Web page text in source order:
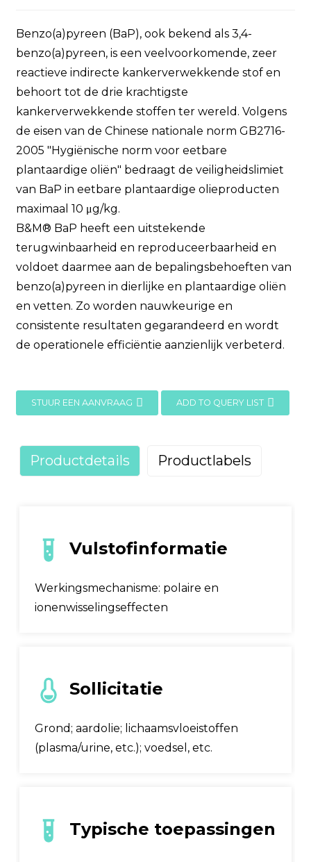
Benzo(a)pyreen (BaP), ook bekend als 3,4-
benzo(a)pyreen, is een veelvoorkomende, zeer
reactieve indirecte kankerverwekkende stof en
behoort tot de drie krachtigste
kankerverwekkende stoffen ter wereld. Volgens
de eisen van de Chinese nationale norm GB2716-
2005 "Hygiënische norm voor eetbare
plantaardige oliën" bedraagt ​​de veiligheidslimiet
van BaP in eetbare plantaardige olieproducten
maximaal 10 μg/kg.
B&M® BaP heeft een uitstekende
terugwinbaarheid en reproduceerbaarheid en
voldoet daarmee aan de bepalingsbehoeften van
benzo(a)pyreen in dierlijke en plantaardige oliën
en vetten. Zo worden nauwkeurige en
consistente resultaten gegarandeerd en wordt
de operationele efficiëntie aanzienlijk verbeterd.
STUUR EEN AANVRAAG ADD TO QUERY LIST
Productdetails Productlabels
Vulstofinformatie
Werkingsmechanisme: polaire en
ionenwisselingseffecten
Sollicitatie
Grond; aardolie; lichaamsvloeistoffen
(plasma/urine, etc.); voedsel, etc.
Typische toepassingen